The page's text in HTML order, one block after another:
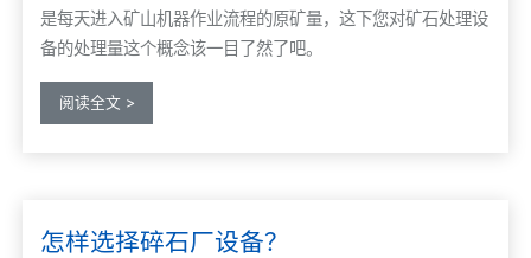
是每天进入矿山机器作业流程的原矿量，这下您对矿石处理设
备的处理量这个概念该一目了然了吧。
阅读全文 >
怎样选择碎石厂设备？